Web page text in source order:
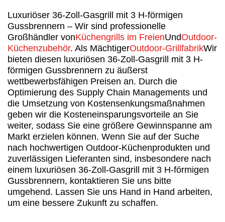
Luxuriöser 36-Zoll-Gasgrill mit 3 H-förmigen
Gussbrennern – Wir sind professionelle
Großhändler vonKüchengrills im FreienUndOutdoor-
Küchenzubehör. Als MächtigerOutdoor-GrillfabrikWir
bieten diesen luxuriösen 36-Zoll-Gasgrill mit 3 H-
förmigen Gussbrennern zu äußerst
wettbewerbsfähigen Preisen an. Durch die
Optimierung des Supply Chain Managements und
die Umsetzung von Kostensenkungsmaßnahmen
geben wir die Kosteneinsparungsvorteile an Sie
weiter, sodass Sie eine größere Gewinnspanne am
Markt erzielen können. Wenn Sie auf der Suche
nach hochwertigen Outdoor-Küchenprodukten und
zuverlässigen Lieferanten sind, insbesondere nach
einem luxuriösen 36-Zoll-Gasgrill mit 3 H-förmigen
Gussbrennern, kontaktieren Sie uns bitte
umgehend. Lassen Sie uns Hand in Hand arbeiten,
um eine bessere Zukunft zu schaffen.